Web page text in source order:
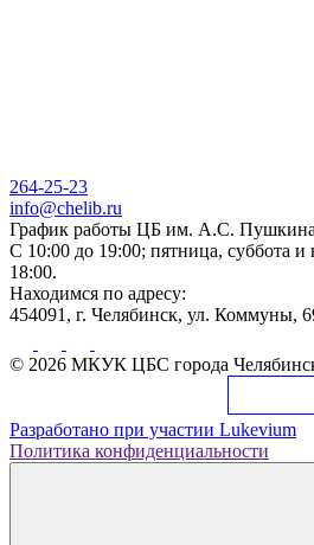
264-25-23
info@chelib.ru
График работы ЦБ им. А.С.
С 10:00 до 19:00; пятница, суббота и
18:00.
Находимся по адресу:
454091, г. Челябинск, ул. Коммуны,
© 2026 МКУК ЦБС города
Разработано при участии Lukevium
Политика конфиденциальности